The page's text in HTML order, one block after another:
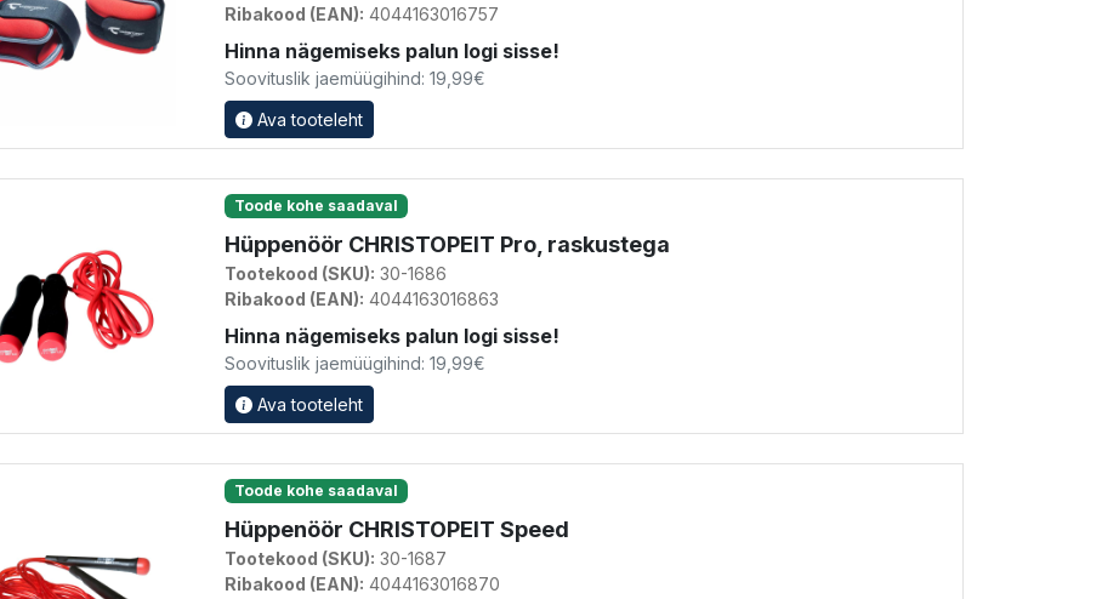
Ribakood (EAN): 4044163016757
Hinna nägemiseks palun logi sisse!
Soovituslik jaemüügihind: 19,99€
Ava tooteleht
Toode kohe saadaval
Hüppenöör CHRISTOPEIT Pro, raskustega
Tootekood (SKU): 30-1686
Ribakood (EAN): 4044163016863
Hinna nägemiseks palun logi sisse!
Soovituslik jaemüügihind: 19,99€
Ava tooteleht
Toode kohe saadaval
Hüppenöör CHRISTOPEIT Speed
Tootekood (SKU): 30-1687
Ribakood (EAN): 4044163016870